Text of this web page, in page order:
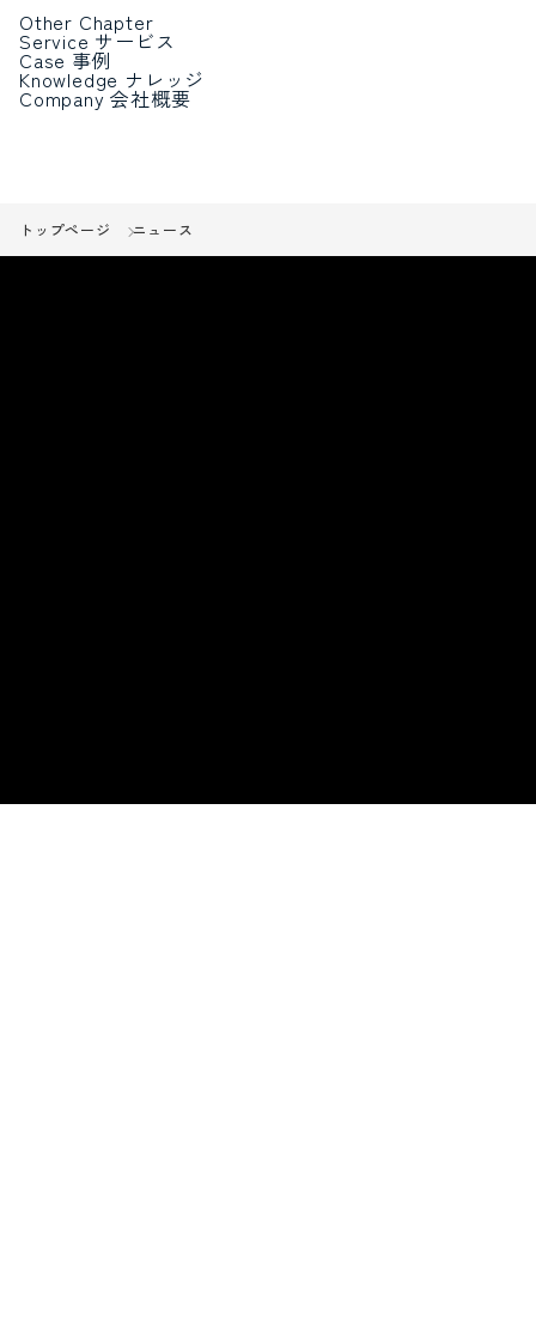
Other Chapter
Service サービス
Case 事例
Knowledge ナレッジ
Company会社概要
トップページ ニュース